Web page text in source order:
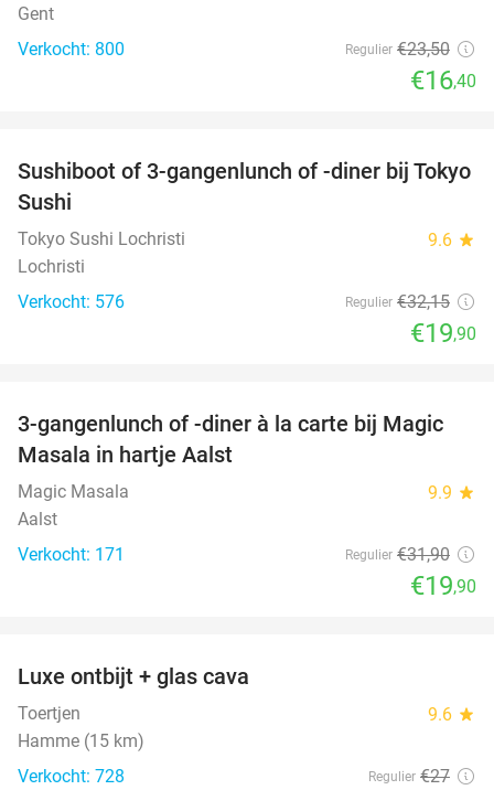
Gent
Verkocht: 800
Regulier €23,50
€16,40
38%
Sushiboot of 3-gangenlunch of -diner bij Tokyo
Sushi
Tokyo Sushi Lochristi 9.6 star
Lochristi
Verkocht: 576
Regulier €32,15
€19,90
38%
3-gangenlunch of -diner à la carte bij Magic
Masala in hartje Aalst
Magic Masala 9.9 star
Aalst
Verkocht: 171
Regulier €31,90
€19,90
Luxe ontbijt + glas cava
Toertjen 9.6 star
Hamme (15 km)
Verkocht: 728
Regulier €27